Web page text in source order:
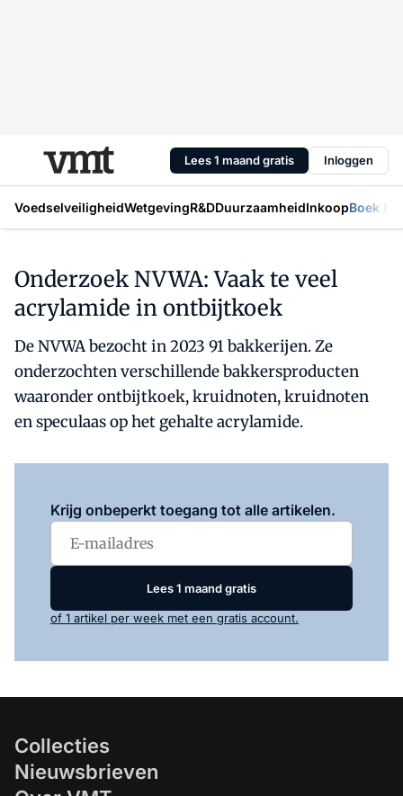
Lees 1 maand gratis Inloggen
VoedselveiligheidWetgevingR&DDuurzaamheidInkoopBoek
Onderzoek NVWA: Vaak te veel
acrylamide in ontbijtkoek
De NVWA bezocht in 2023 91 bakkerijen. Ze
onderzochten verschillende bakkersproducten
waaronder ontbijtkoek, kruidnoten, kruidnoten
en speculaas op het gehalte acrylamide.
Krijg onbeperkt toegang tot alle artikelen.
Lees 1 maand gratis
of 1 artikel per week met een gratis account.
Collecties
Nieuwsbrieven